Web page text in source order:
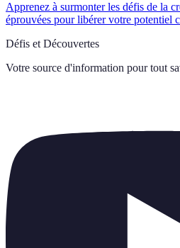
Apprenez à surmonter les défis de la
éprouvées pour libérer votre potentiel
Défis et Découvertes
Votre source d'information pour tout